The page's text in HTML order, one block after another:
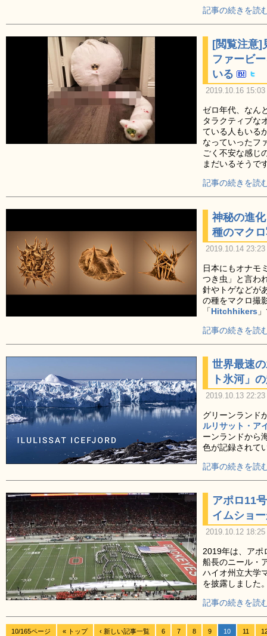
記事の続きを読
[閲覧注意]
ファービ
いる
2019.10.16
ゼロ年代、なん
タラクティブな
ている人もいる
なっていったフ
ごく不安な感じ
まだいるそうで
記事の続きを読
神秘の進
種のマク
2019.10.14
日本にもオナモ
つき虫」と言わ
針やトゲなどが
の種をマクロ撮
「Hitchhikers
記事の続きを読
世界最速
ト氷河」
2019.10.13
グリーンランド
ルリサット・ア
ーンランドから
色が記録されて
記事の続きを読
アポロ11
イムショ
2019.10.12
2019年は、アポ
船長のニール・
ハイオ州立大学
を披露しました
記事の続きを読
10/165ページ « トップ ‹ 新しい記事一覧 6 7 8 9 10 11